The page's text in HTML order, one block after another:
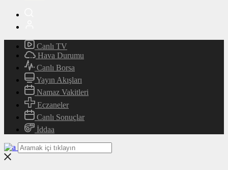
Canlı TV
Hava Durumu
Canlı Borsa
Yayın Akışları
Namaz Vakitleri
Eczaneler
Canlı Sonuçlar
İddaa